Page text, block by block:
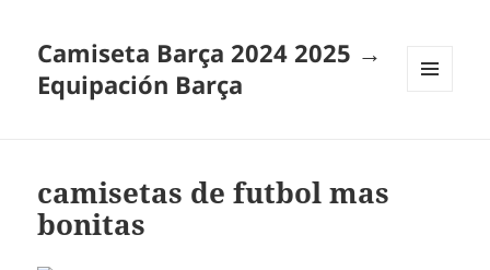
Camiseta Barça 2024 2025 →
Equipación Barça
camisetas de futbol mas
bonitas